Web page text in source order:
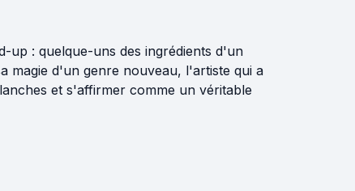
up : quelque-uns des ingrédients d'un
magie d'un genre nouveau, l'artiste qui a
et s'affirmer comme un véritable